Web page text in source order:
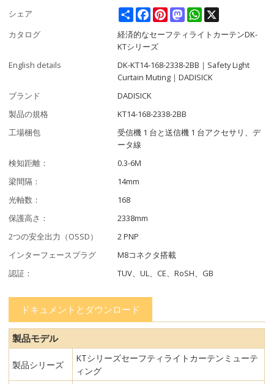
シェア ShareFacebookPinterestMastodonWhatsApp
カタログ
経済的なセーフティライトカーテンDK-
KTシリーズ
English details
DK-KT14-168-2338-2BB｜Safety Light
Curtain Muting｜DADISICK
ブランド
DADISICK
製品の規格
KT14-168-2338-2BB
工場梱包
受信機 1 台と送信機 1 台アクセサリ、デ
ータ線
検知距離：
0.3-6M
梁間隔：
14mm
光軸数：
168
保護高さ：
2338mm
2つの安全出力（OSSD）
2 PNP
インターフェースプラグ
M8コネクタ搭載
認証：
TUV、UL、CE、RoSH、GB
ドキュメントとダウンロード
製品モデル
製品シリーズ
KTシリーズセーフティライトカーテンミューテ
ィング